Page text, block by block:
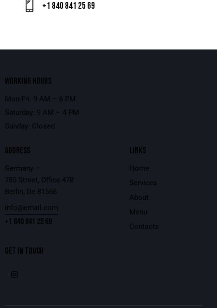
+1 840 841 25 69
WORKING HOURS
Mon-Fri: 9 AM – 6 PM
Saturday: 9 AM – 4 PM
Sunday: Closed
ADDRESS
Germany —
785 Street, Office 478
Berlin, De 81566
info@email.com
+1 840 841 25 69
LINKS
Home
Services
About
Menu
Contacts
GET IN TOUCH